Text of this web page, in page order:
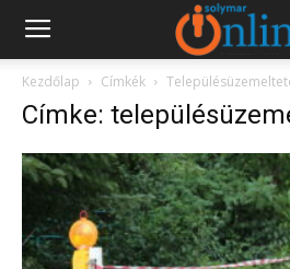
Kezdőlap Címkék
Címke: